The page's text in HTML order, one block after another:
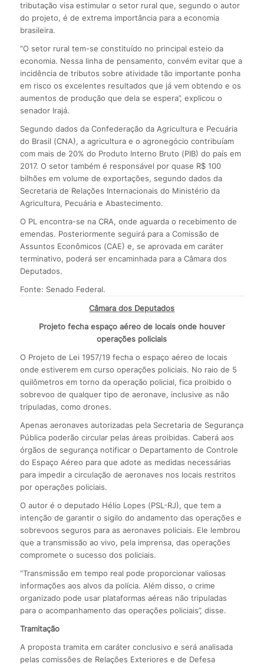
tributação visa estimular o setor rural que, segundo o autor
do projeto, é de extrema importância para a economia
brasileira.
“O setor rural tem-se constituído no principal esteio da
economia. Nessa linha de pensamento, convém evitar que a
incidência de tributos sobre atividade tão importante ponha
em risco os excelentes resultados que já vem obtendo e os
aumentos de produção que dela se espera”, explicou o
senador Irajá.
Segundo dados da Confederação da Agricultura e Pecuária
do Brasil (CNA), a agricultura e o agronegócio contribuíam
com mais de 20% do Produto Interno Bruto (PIB) do país em
2017. O setor também é responsável por quase R$ 100
bilhões em volume de exportações, segundo dados da
Secretaria de Relações Internacionais do Ministério da
Agricultura, Pecuária e Abastecimento.
O PL encontra-se na CRA, onde aguarda o recebimento de
emendas. Posteriormente seguirá para a Comissão de
Assuntos Econômicos (CAE) e, se aprovada em caráter
terminativo, poderá ser encaminhada para a Câmara dos
Deputados.
Fonte: Senado Federal.
Câmara dos Deputados
Projeto fecha espaço aéreo de locais onde houver
operações policiais
O Projeto de Lei 1957/19 fecha o espaço aéreo de locais
onde estiverem em curso operações policiais. No raio de 5
quilômetros em torno da operação policial, fica proibido o
sobrevoo de qualquer tipo de aeronave, inclusive as não
tripuladas, como drones.
Apenas aeronaves autorizadas pela Secretaria de Segurança
Pública poderão circular pelas áreas proibidas. Caberá aos
órgãos de segurança notificar o Departamento de Controle
do Espaço Aéreo para que adote as medidas necessárias
para impedir a circulação de aeronaves nos locais restritos
por operações policiais.
O autor é o deputado Hélio Lopes (PSL-RJ), que tem a
intenção de garantir o sigilo do andamento das operações e
sobrevoos seguros para as aeronaves policiais. Ele lembrou
que a transmissão ao vivo, pela imprensa, das operações
compromete o sucesso dos policiais.
“Transmissão em tempo real pode proporcionar valiosas
informações aos alvos da polícia. Além disso, o crime
organizado pode usar plataformas aéreas não tripuladas
para o acompanhamento das operações policiais”, disse.
Tramitação
A proposta tramita em caráter conclusivo e será analisada
pelas comissões de Relações Exteriores e de Defesa